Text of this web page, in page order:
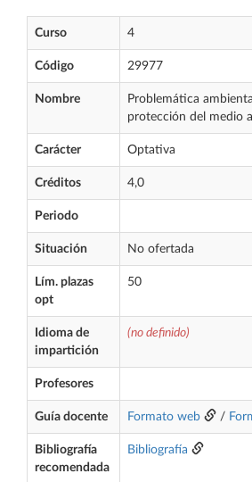
Curso 4
Código 29977
Nombre
Problemática
protección del medio
Carácter Optativa
Créditos 4,0
Periodo
Situación No ofertada
Lím. plazas
opt
50
Idioma de
impartición
(no definido)
Profesores
Guía docente Formato web /
Bibliografía
recomendada
Bibliografía